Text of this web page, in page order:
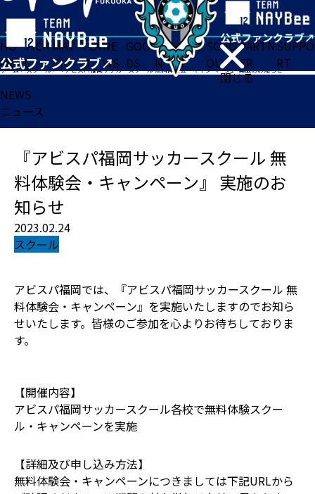
閉じる
HO
ME
TICK
ET
MAT
CH
TEA
M
NE
WS
GOO
DS
FA
N
ACADE
MY
SCHO
OL
PARTN
ER
SUPPO
RT
ホーム>スクール>『アビスパ福岡サッカースクール 無料体験会・キャンペーン』 実施のお知らせ
NEWS
ニュース
『アビスパ福岡サッカースクール 無
料体験会・キャンペーン』 実施のお
知らせ
2023.02.24
スクール
アビスパ福岡では、『アビスパ福岡サッカースクール 無
料体験会・キャンペーン』を実施いたしますのでお知ら
せいたします。皆様のご参加を心よりお待ちしておりま
す。
【開催内容】
アビスパ福岡サッカースクール各校で無料体験スクー
ル・キャンペーンを実施
【詳細及び申し込み方法】
無料体験会・キャンペーンにつきましては下記URLから